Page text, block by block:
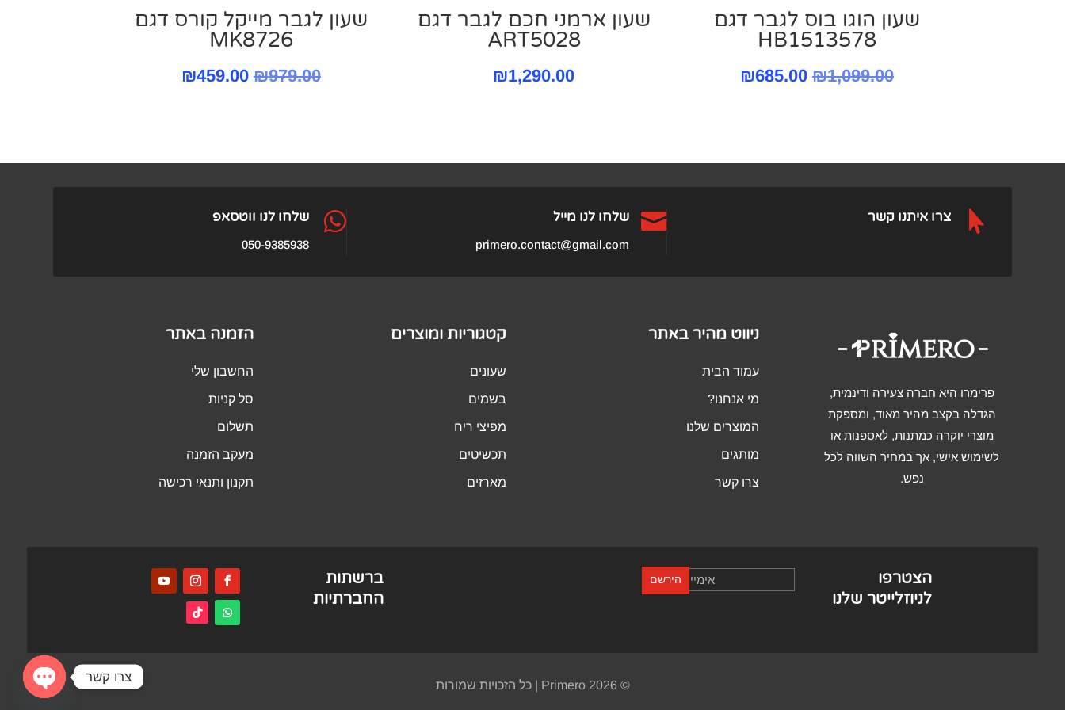
שעון הוגו בוס לגבר דגם
HB1513578
₪1,099.00
המחיר
₪1,099.00.
₪685.00
₪685.00.
שעון ארמני חכם לגבר דגם
ART5028
₪1,290.00
שעון לגבר מייקל קורס ‏דגם
MK8726
₪979.00
המחיר
₪979.00.
₪459.00
₪459.00.
 שלחו לנו ווטסאפ
050-9385938
 שלחו לנו מייל
primero.contact@gmail.com
 צרו איתנו קשר
הזמנה באתר
החשבון שלי
סל קניות
תשלום
מעקב הזמנה
תקנון ותנאי רכישה
קטגוריות ומוצרים
שעונים
בשמים
מפיצי ריח
תכשיטים
מארזים
ניווט מהיר באתר
עמוד הבית
מי אנחנו?
המוצרים שלנו
מותגים
צרו קשר
פרימרו היא חברה צעירה ודינמית,
הגדלה בקצב מהיר מאוד, ומספקת
מוצרי יוקרה כמתנות, לאספנות או
לשימוש אישי, אך במחיר השווה לכל
נפש.
ברשתות
החברתיות
הירשם
הצטרפו
לניוזלייטר שלנו
© Primero 2026 | כל הזכויות שמורות
צרו קשר